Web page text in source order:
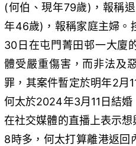
(何伯、現年79歲)，報稱
年46歲)，報稱家庭主婦。
30日在屯門菁田邨一大廈
體受嚴重傷害，而非法及
罪，其案件暫定於明年2月
何太於2024年3月11日結
在社交媒體的直播上表示
8時多，何太打算離港返回